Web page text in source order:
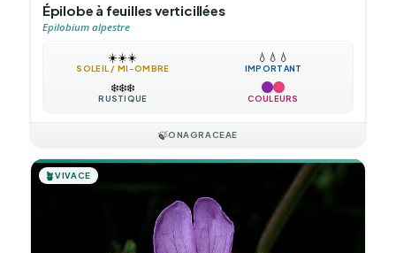
Épilobe à feuilles verticillées
Epilobium alpestre
☀️☀️☀️
SOLEIL / MI-OMBRE
💧 💧 💧
IMPORTANT
❄️❄️❄️
RUSTIQUE COULEURS
🍃ONAGRACEAE
🪴VIVACE